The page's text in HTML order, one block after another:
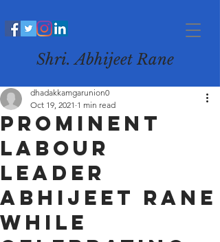
Shri. Abhijeet Rane
Prominent
Labour
Leader
Abhijeet Rane
while
dhadakkamgarunion0
Oct 19, 2021 1 min read